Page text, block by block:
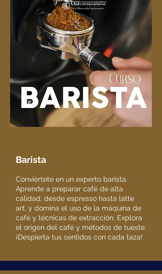
Barista
Conviértete en un experto barista.
Aprende a preparar café de alta
calidad, desde espresso hasta latte
art, y domina el uso de la máquina de
café y técnicas de extracción. Explora
el origen del café y métodos de tueste.
¡Despierta tus sentidos con cada taza!